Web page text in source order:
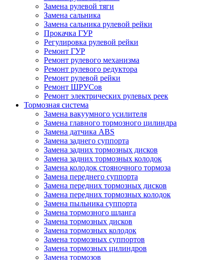
Замена рулевой тяги
Замена сальника
Замена сальника рулевой рейки
Прокачка ГУР
Регулировка рулевой рейки
Ремонт ГУР
Ремонт рулевого механизма
Ремонт рулевого редуктора
Ремонт рулевой рейки
Ремонт ШРУСов
Ремонт электрических рулевых реек
Тормозная система
Замена вакуумного усилителя
Замена главного тормозного цилиндра
Замена датчика ABS
Замена заднего суппорта
Замена задних тормозных дисков
Замена задних тормозных колодок
Замена колодок стояночного тормоза
Замена переднего суппорта
Замена передних тормозных дисков
Замена передних тормозных колодок
Замена пыльника суппорта
Замена тормозного шланга
Замена тормозных дисков
Замена тормозных колодок
Замена тормозных суппортов
Замена тормозных цилиндров
Замена тормозов